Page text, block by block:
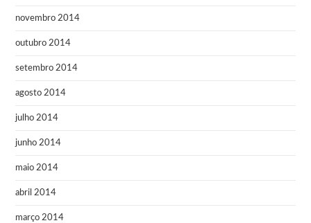
novembro 2014
outubro 2014
setembro 2014
agosto 2014
julho 2014
junho 2014
maio 2014
abril 2014
março 2014